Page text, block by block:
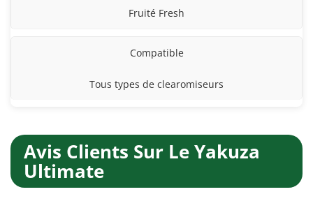
Fruité Fresh
Compatible
Tous types de clearomiseurs
Avis Clients Sur Le Yakuza
Ultimate